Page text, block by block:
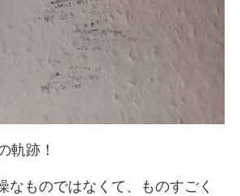
軌跡！
なものではなくて、ものすごく